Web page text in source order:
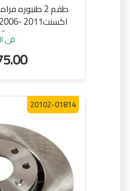
طقم 2
للسيارات 51712-1G000في
20102-01814